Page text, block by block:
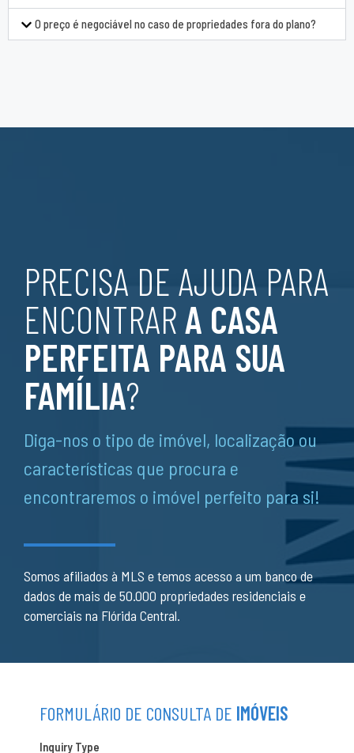
O preço é negociável no caso de propriedades fora do plano?
PRECISA DE AJUDA PARA
ENCONTRAR A CASA
PERFEITA PARA SUA
FAMÍLIA?
Diga-nos o tipo de imóvel, localização ou
características que procura e
encontraremos o imóvel perfeito para si!
Somos afiliados à MLS e temos acesso a um banco de
dados de mais de 50.000 propriedades residenciais e
comerciais na Flórida Central.
FORMULÁRIO DE CONSULTA DE IMÓVEIS
Inquiry Type